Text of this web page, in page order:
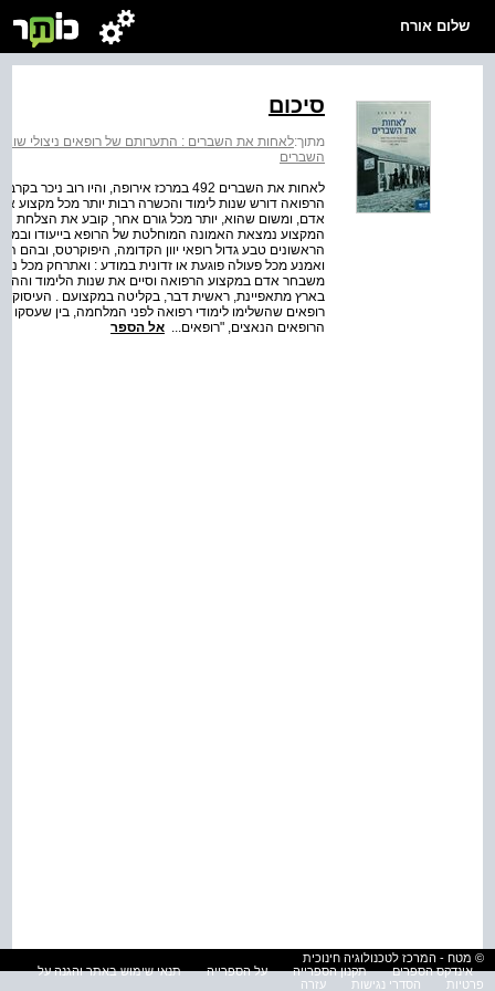
שלום אורח
סיכום
מתוך:לאחות את השברים : התערותם של רופאים ניצולי שואה
השברים
לאחות את השברים 492 במרכז אירופה,
הרפואה דורש שנות לימוד והכשרה רבות יותר מכל מקצוע
אדם, ומשום שהוא, יותר מכל גורם אחר, קובע את הצלחת
המקצוע נמצאת האמונה המוחלטת של הרופא בייעודו
הראשונים טבע גדול רופאי יוון הקדומה, היפוקרטס,
משבחר אדם במקצוע הרפואה וסיים את שנות הלימוד
בארץ מתאפיינת, ראשית דבר, בקליטה במקצועם . העיסוק
רופאים שהשלימו לימודי רפואה לפני המלחמה, בין שעסקו
הרופאים הנאצים, "רופאים... אל הספר
© מטח - המרכז לטכנולוגיה חינוכית
אינדקס הספרים
תקנון הספרייה על הספרייה
תנאי שימוש באתר והגנה על
פרטיות
הסדרי נגישות עזרה